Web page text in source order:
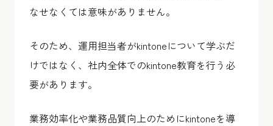
なせなくては意味がありません。
そのため、運用担当者がkintoneについて学ぶだ
けではなく、社内全体でのkintone教育を行う必
要があります。
業務効率化や業務品質向上のためにkintoneを導